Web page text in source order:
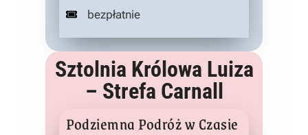
bezpłatnie
Sztolnia Królowa Luiza
– Strefa Carnall
Podziemna Podróż w Czasie